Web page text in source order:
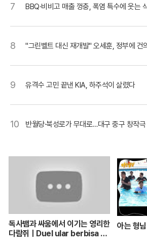
7 BBQ·비비고 매출 껑충, 폭염 특수에 웃는
8 "그린벨트 대신 재개발" 오세훈, 정부에 건의
9 유격수 고민 끝낸 KIA, 하주석이 살렸다
10 반월당·북성로가 무대로…대구 중구 창작
독사뱀과 싸움에서 이기는 영리한
다람쥐ㅣDuel ular berbisa da
아는 형